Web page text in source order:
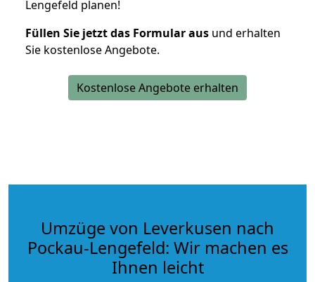
Lengefeld planen!
Füllen Sie jetzt das Formular aus und erhalten
Sie kostenlose Angebote.
Kostenlose Angebote erhalten
Umzüge von Leverkusen nach
Pockau-Lengefeld: Wir machen es
Ihnen leicht